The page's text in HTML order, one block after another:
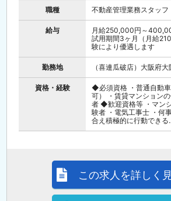
職種 不動産管理業務スタッフ
給与
月給250,000円～
試用期間3ヶ月（月給
験により優遇します
勤務地 （喜連瓜破店）大阪府
資格・経験
◆必須資格 ・普通自動
可） ・賃貸マンション
者 ◆歓迎資格等 ・マン
験者 ・電気工事士 ・何
合え積極的に行動できる
この求人を詳しく